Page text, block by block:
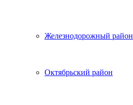
Железнодорожный район
Октябрьский район